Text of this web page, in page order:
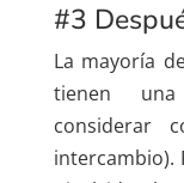
#3
La mayoría
tienen
considerar
intercambio).